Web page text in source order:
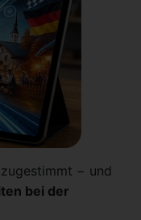
− und
bei der